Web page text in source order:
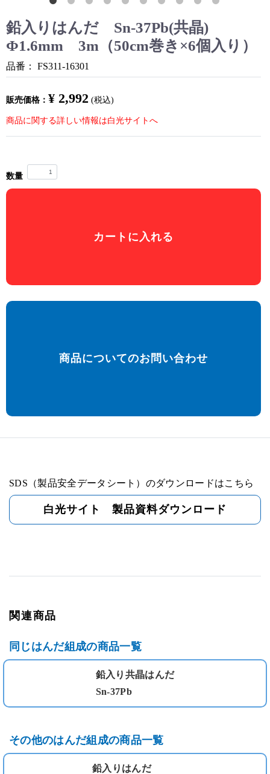
鉛入りはんだ Sn-37Pb(共晶)
Φ1.6mm 3m（50cm巻き×6個入り）
品番： FS311-16301
販売価格： ¥ 2,992 (税込)
商品に関する詳しい情報は白光サイトへ
数量
カートに入れる
商品についてのお問い合わせ
SDS（製品安全データシート）のダウンロードはこちら
白光サイト 製品資料ダウンロード
関連商品
同じはんだ組成の商品一覧
鉛入り共晶はんだ
Sn-37Pb
その他のはんだ組成の商品一覧
鉛入りはんだ